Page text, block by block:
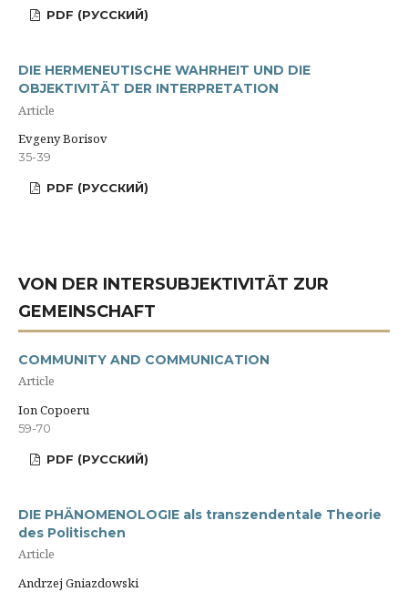
PDF (РУССКИЙ)
DIE HERMENEUTISCHE WAHRHEIT UND DIE
OBJEKTIVITÄT DER INTERPRETATION
Article
Evgeny Borisov
35-39
PDF (РУССКИЙ)
VON DER INTERSUBJEKTIVITÄT ZUR
GEMEINSCHAFT
COMMUNITY AND COMMUNICATION
Article
Ion Copoeru
59-70
PDF (РУССКИЙ)
DIE PHÄNOMENOLOGIE als transzendentale Theorie
des Politischen
Article
Andrzej Gniazdowski